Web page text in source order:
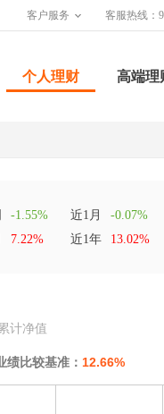
客户服务 客服热线：
个人理财 高端理
-1.55% 近1月
-0.07%
7.22% 近1年 13.02%
累计净值
绩比较基准： 12.66%